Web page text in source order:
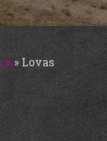
»Lovas